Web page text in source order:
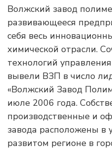
Волжский завод
развивающееся
себя весь
химической отрасли.
технологий
вывели ВЗП в число
«Волжский Завод
июле 2006 года.
производственные и
завода расположены
развитом регионе в